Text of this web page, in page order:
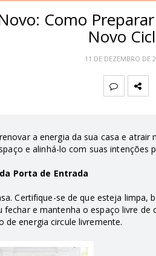
Como
Novo
11 DE DEZEMBRO DE
a energia da sua casa e atrair
e alinhá-lo com suas intenções
Porta de Entrada
Certifique-se de que esteja limpa,
e mantenha o espaço livre
de energia circule livremente.